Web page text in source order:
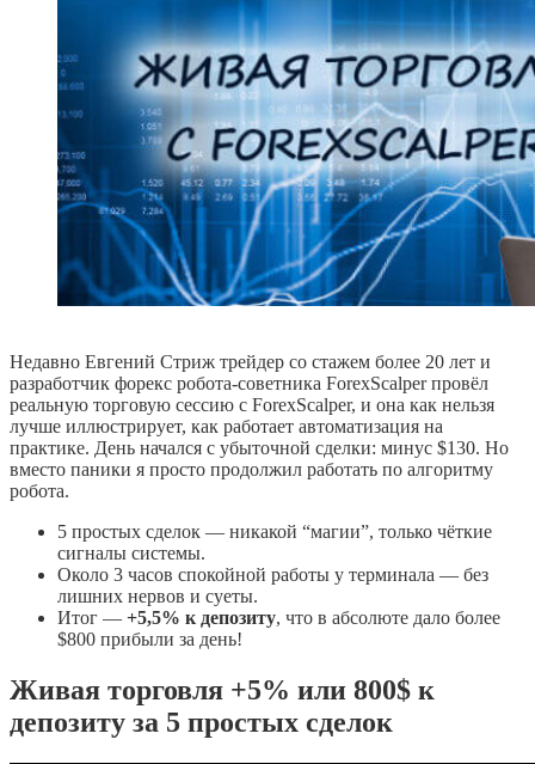
Недавно Евгений Стриж трейдер со стажем более 20 лет и
разработчик форекс робота-советника ForexScalper провёл
реальную торговую сессию с ForexScalper, и она как нельзя
лучше иллюстрирует, как работает автоматизация на
практике. День начался с убыточной сделки: минус $130. Но
вместо паники я просто продолжил работать по алгоритму
робота.
5 простых сделок — никакой “магии”, только чёткие
сигналы системы.
Около 3 часов спокойной работы у терминала — без
лишних нервов и суеты.
Итог — +5,5% к депозиту, что в абсолюте дало более
$800 прибыли за день!
Живая торговля +5% или 800$ к
депозиту за 5 простых сделок